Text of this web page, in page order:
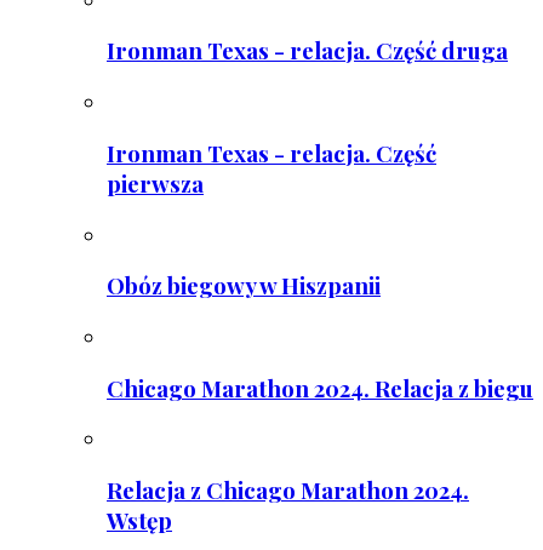
Ironman Texas - relacja. Część druga
Ironman Texas - relacja. Część
pierwsza
Obóz biegowy w Hiszpanii
Chicago Marathon 2024. Relacja z biegu
Relacja z Chicago Marathon 2024.
Wstęp